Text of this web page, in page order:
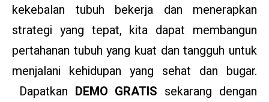
kekebalan tubuh bekerja dan menerapkan
strategi yang tepat, kita dapat membangun
pertahanan tubuh yang kuat dan tangguh untuk
menjalani kehidupan yang sehat dan bugar.
Dapatkan DEMO GRATIS sekarang dengan